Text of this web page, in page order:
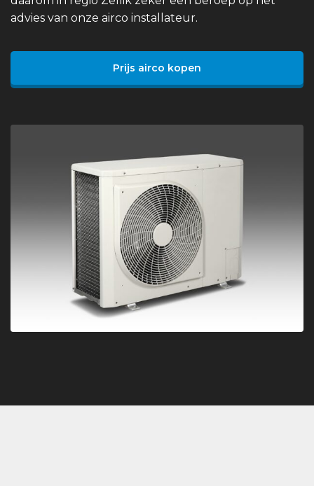
advies van onze airco installateur.
Prijs airco kopen